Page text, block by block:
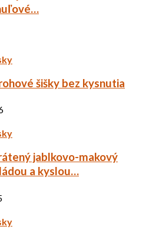
šišky bez kysnutia
jablkovo-makový
a kyslou…